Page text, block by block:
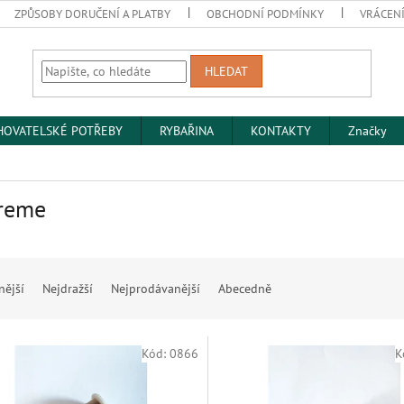
ZPŮSOBY DORUČENÍ A PLATBY OBCHODNÍ PODMÍNKY
HLEDAT
POTŘEBY RYBAŘINA KONTAKTY
Značky
Nejdražší Nejprodávanější Abecedně
Kód: 0866